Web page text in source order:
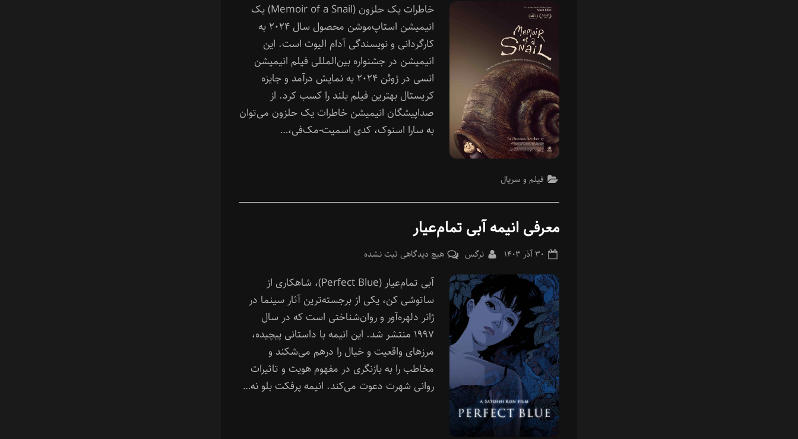
فیلم
خاطرات
یک
حلزون
خاطرات یک حلزون (Memoir of a Snail) یک
انیمیشن استاپ‌موشن محصول سال ۲۰۲۴ به
کارگردانی و نویسندگی آدام الیوت است. این
انیمیشن در جشنواره بین‌المللی فیلم انیمیشن
انسی در ژوئن ۲۰۲۴ به نمایش درآمد و جایزه
کریستال بهترین فیلم بلند را کسب کرد. از
صداپیشگان انیمیشن خاطرات یک حلزون می‌توان
به سارا اسنوک، کدی اسمیت-مک‌فی،…
فیلم و سریال
معرفی انیمه آبی تمام‌عیار
Posted
۳۰ آذر ۱۴۰۳ By
نرگس هیچ دیدگاهی برای
انیمه
آبی
تمام‌عیار
ثبت نشده
آبی تمام‌عیار (Perfect Blue)، شاهکاری از
ساتوشی کن، یکی از برجسته‌ترین آثار سینما در
ژانر دلهره‌آور و روان‌شناختی است که در سال
۱۹۹۷ منتشر شد. این انیمه با داستانی پیچیده،
مرزهای واقعیت و خیال را درهم می‌شکند و
مخاطب را به بازنگری در مفهوم هویت و تاثیرات
روانی شهرت دعوت می‌کند. انیمه پرفکت بلو نه…